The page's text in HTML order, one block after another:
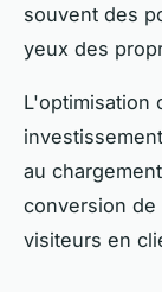
souvent des
yeux des
L'optimisation
au
conversion de
visiteurs en